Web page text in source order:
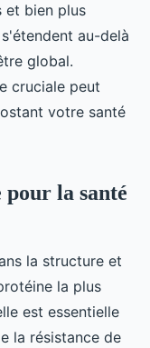
et bien plus
au-delà
global.
cruciale peut
votre santé
pour la santé
la structure et
la plus
est essentielle
la résistance de